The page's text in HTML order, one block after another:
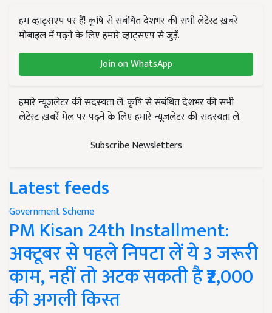
हम व्हाट्सएप पर हैं! कृषि से संबंधित देशभर की सभी लेटेस्ट ख़बरें
मोबाइल में पढ़ने के लिए हमारे व्हाट्सएप से जुड़ें.
Join on WhatsApp
हमारे न्यूज़लेटर की सदस्यता लें. कृषि से संबंधित देशभर की सभी
लेटेस्ट ख़बरें मेल पर पढ़ने के लिए हमारे न्यूज़लेटर की सदस्यता लें.
Subscribe Newsletters
Latest feeds
Government Scheme
PM Kisan 24th Installment:
अक्टूबर से पहले निपटा लें ये 3 जरूरी
काम, नहीं तो अटक सकती है ₹2,000
की अगली किस्त